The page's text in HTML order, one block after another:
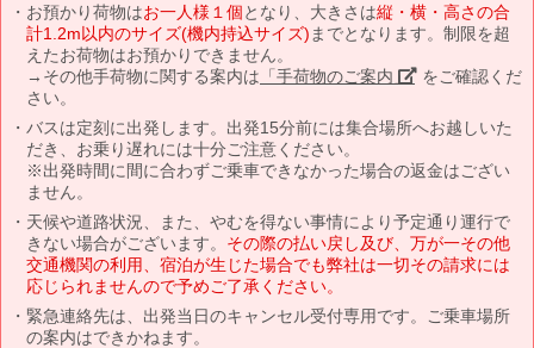
お預かり荷物はお一人様１個となり、大きさは縦・横・高さの合
計1.2m以内のサイズ(機内持込サイズ) までとなります。制限を超
えたお荷物はお預かりできません。
→その他手荷物に関する案内は 「手荷物のご案内」 をご確認くだ
さい。
バスは定刻に出発します。出発15分前には集合場所へお越しいた
だき、お乗り遅れには十分ご注意ください。
※出発時間に間に合わずご乗車できなかった場合の返金はござい
ません。
天候や道路状況、また、やむを得ない事情により予定通り運行で
きない場合がございます。 その際の払い戻し及び、万が一その他
交通機関の利用、宿泊が生じた場合でも弊社は一切その請求には
応じられませんので予めご了承ください。
緊急連絡先は、出発当日のキャンセル受付専用です。ご乗車場所
の案内はできかねます。